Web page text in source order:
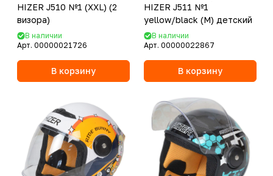
HIZER J510 №1 (XXL) (2
визора)
В наличии
Арт. 00000021726
В корзину
HIZER J511 №1
yellow/black (M) детский
В наличии
Арт. 00000022867
В корзину